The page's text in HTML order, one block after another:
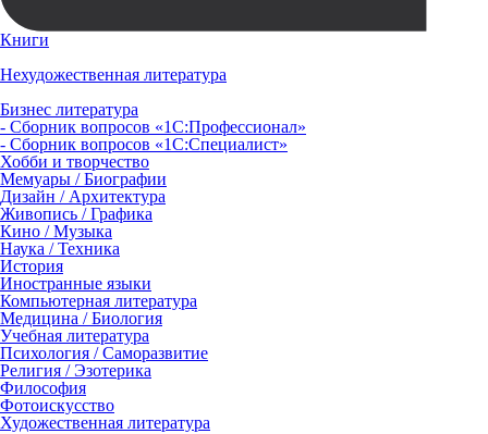
Книги
Нехудожественная литература
Бизнес литература
- Сборник вопросов «1С:Профессионал»
- Сборник вопросов «1С:Специалист»
Хобби и творчество
Мемуары / Биографии
Дизайн / Архитектура
Живопись / Графика
Кино / Музыка
Наука / Техника
История
Иностранные языки
Компьютерная литература
Медицина / Биология
Учебная литература
Психология / Саморазвитие
Религия / Эзотерика
Философия
Фотоискусство
Художественная литература